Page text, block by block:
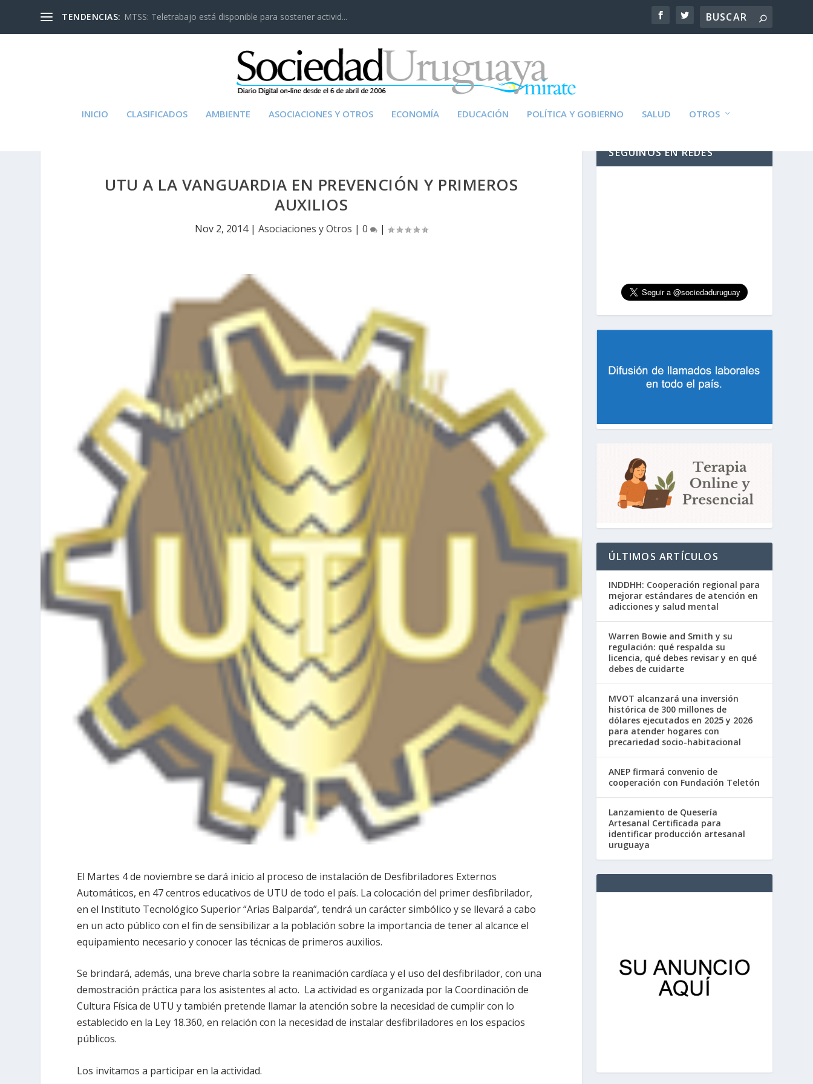
TENDENCIAS: MTSS: Teletrabajo está disponible para sostener activid...
INICIO CLASIFICADOS AMBIENTE ASOCIACIONES Y OTROS ECONOMÍA EDUCACIÓN POLÍTICA Y GOBIERNO SALUD OTROS
UTU A LA VANGUARDIA EN PREVENCIÓN Y PRIMEROS
AUXILIOS
Nov 2, 2014|Asociaciones y Otros |0 |
El Martes 4 de noviembre se dará inicio al proceso de instalación de Desfibriladores Externos
Automáticos, en 47 centros educativos de UTU de todo el país. La colocación del primer desfibrilador,
en el Instituto Tecnológico Superior “Arias Balparda”, tendrá un carácter simbólico y se llevará a cabo
en un acto público con el fin de sensibilizar a la población sobre la importancia de tener al alcance el
equipamiento necesario y conocer las técnicas de primeros auxilios.
Se brindará, además, una breve charla sobre la reanimación cardíaca y el uso del desfibrilador, con una
demostración práctica para los asistentes al acto. La actividad es organizada por la Coordinación de
Cultura Física de UTU y también pretende llamar la atención sobre la necesidad de cumplir con lo
establecido en la Ley 18.360, en relación con la necesidad de instalar desfibriladores en los espacios
públicos.
Los invitamos a participar en la actividad.
SEGUINOS EN REDES
ÚLTIMOS ARTÍCULOS
INDDHH: Cooperación regional para
mejorar estándares de atención en
adicciones y salud mental
Warren Bowie and Smith y su
regulación: qué respalda su
licencia, qué debes revisar y en qué
debes de cuidarte
MVOT alcanzará una inversión
histórica de 300 millones de
dólares ejecutados en 2025 y 2026
para atender hogares con
precariedad socio-habitacional
ANEP firmará convenio de
cooperación con Fundación Teletón
Lanzamiento de Quesería
Artesanal Certificada para
identificar producción artesanal
uruguaya